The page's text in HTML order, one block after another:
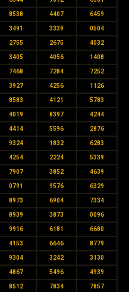
8538 4407 6459
3491 3339 0504
2755 2675 4032
3405 4056 1408
7468 7284 7252
3927 4256 1126
8583 4121 5783
4019 8397 4244
4414 5596 2876
9324 1832 6283
4254 2224 5339
7907 3852 4639
0791 9576 6329
8973 6904 7334
8939 3873 0096
9916 6181 6680
4153 6646 8779
9304 3242 3130
4867 5496 4939
8512 7834 7857